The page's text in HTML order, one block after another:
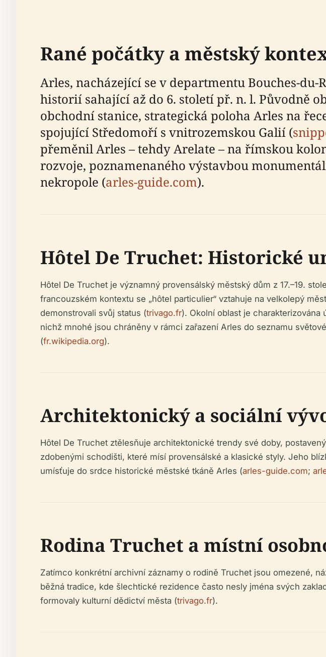
Rané počátky a městský
Arles, nacházející se v departmentu Bouches-
historií sahající až do 6. století př. n. l. Původně
obchodní stanice, strategická poloha Arles na
spojující Středomoří s vnitrozemskou Galií (
přeměnil Arles – tehdy Arelate – na římskou
rozvoje, poznamenaného výstavbou
nekropole (arles-guide.com).
Hôtel De Truchet: Historické
Hôtel De Truchet je významný provensálský městský dům z 17.–19.
francouzském kontextu se „hôtel particulier“ vztahuje na velkolepý
demonstrovali svůj status (trivago.fr). Okolní oblast je
nichž mnohé jsou chráněny v rámci zařazení Arles do seznamu
(fr.wikipedia.org).
Architektonický a sociální
Hôtel De Truchet ztělesňuje architektonické trendy své doby,
zdobenými schodišti, které mísí provensálské a klasické styly. Jeho
umísťuje do srdce historické městské tkáně Arles (arles-guide.com;
Rodina Truchet a místní
Zatímco konkrétní archivní záznamy o rodině Truchet jsou omezené,
běžná tradice, kde šlechtické rezidence často nesly jména svých
formovaly kulturní dědictví města (trivago.fr).